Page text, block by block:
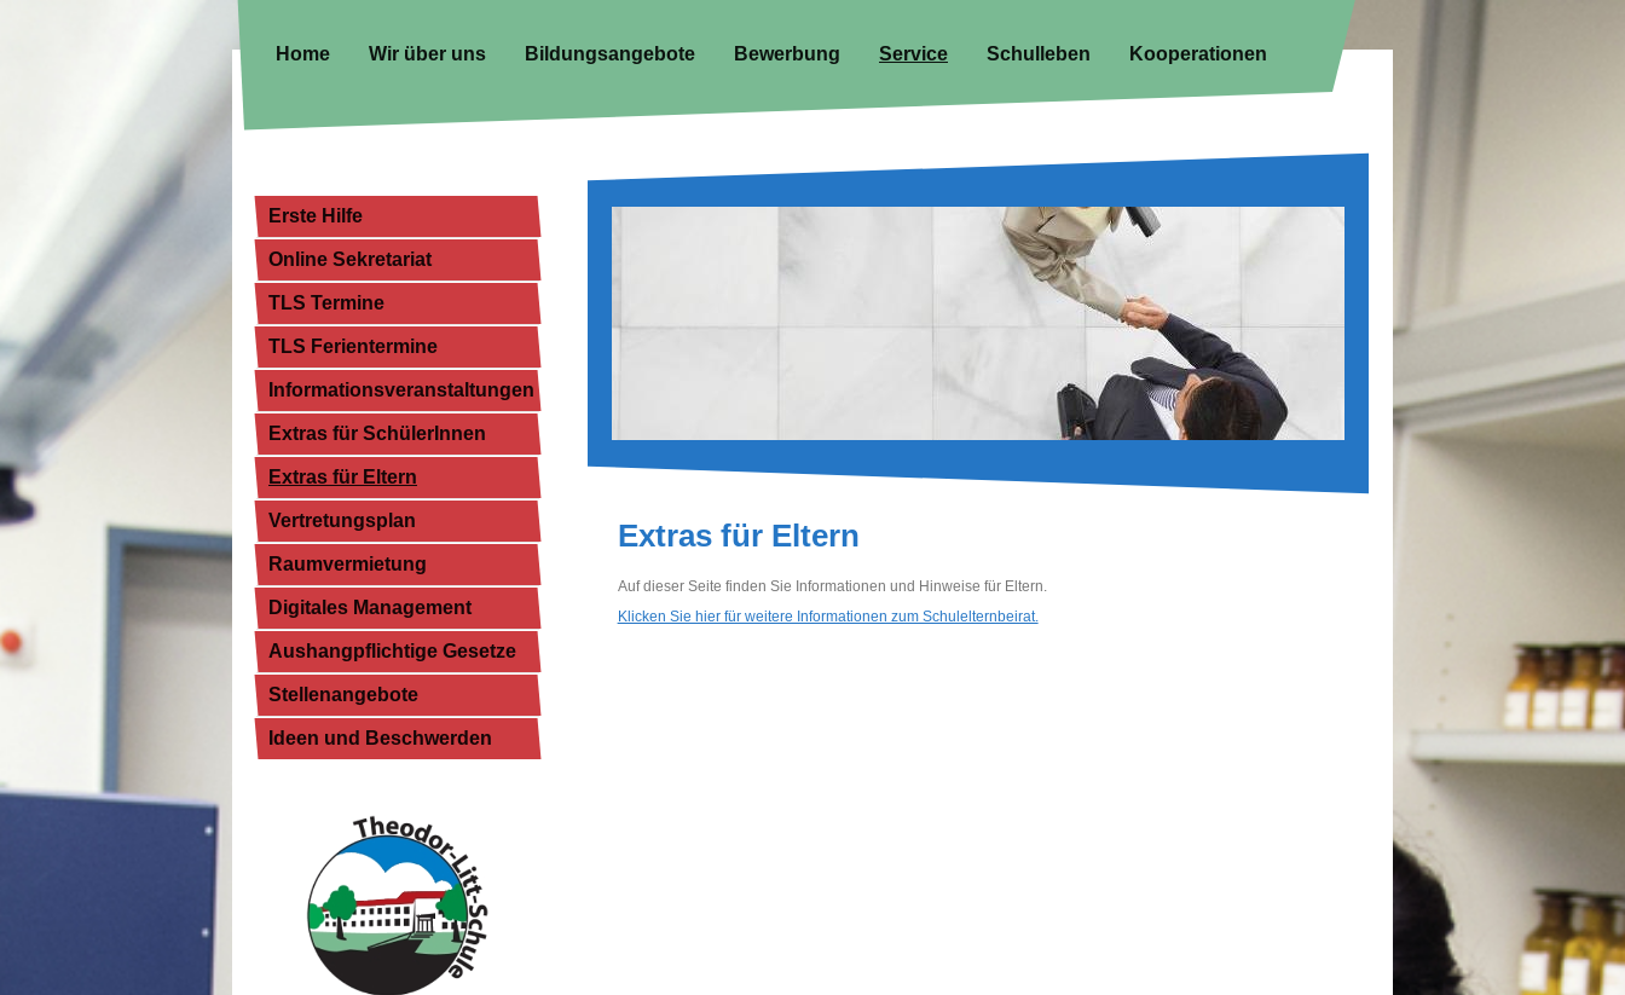
Home Wir über uns Bildungsangebote Bewerbung Service Schulleben Kooperationen
Extras für Eltern
Auf dieser Seite finden Sie Informationen und Hinweise für Eltern.
Klicken Sie hier für weitere Informationen zum Schulelternbeirat.
Erste Hilfe
Online Sekretariat
TLS Termine
TLS Ferientermine
Informationsveranstaltungen
Extras für SchülerInnen
Extras für Eltern
Vertretungsplan
Raumvermietung
Digitales Management
Aushangpflichtige Gesetze
Stellenangebote
Ideen und Beschwerden